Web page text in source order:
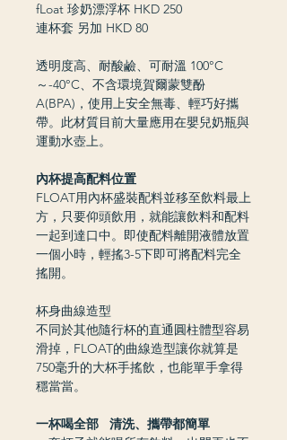
fLoat 珍奶漂浮杯 HKD 250
連杯套 另加 HKD 80
透明度高、耐酸鹼、可耐溫 100°C
～-40°C、不含環境賀爾蒙雙酚
A(BPA)，使用上安全無毒、輕巧好攜
帶。此材質目前大量應用在嬰兒奶瓶與
運動水壺上。
內杯提高配料位置
FLOAT用內杯盛裝配料並移至飲料最上
方，只要仰頭飲用，就能讓飲料和配料
一起到達口中。即使配料離開液體放置
一個小時，輕搖3-5下即可將配料完全
搖開。
杯身曲線造型
不同於其他隨行杯的直通圓柱體型容易
滑掉，FLOAT的曲線造型讓你就算是
750毫升的大杯手搖飲，也能單手拿得
穩當當。
一杯喝全部 清洗、攜帶都簡單